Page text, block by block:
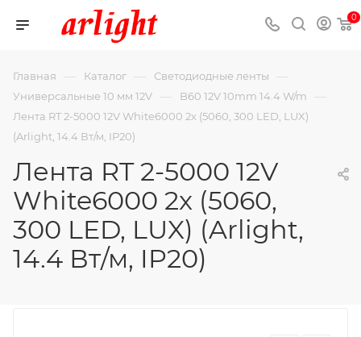
0
Главная — Каталог — Светодиодные ленты —
Универсальные 10 мм 12V — B60 12V 10mm 14.4 W/m —
Лента RT 2-5000 12V White6000 2x (5060, 300 LED, LUX)
(Arlight, 14.4 Вт/м, IP20)
Лента RT 2-5000 12V
White6000 2x (5060,
300 LED, LUX) (Arlight,
14.4 Вт/м, IP20)